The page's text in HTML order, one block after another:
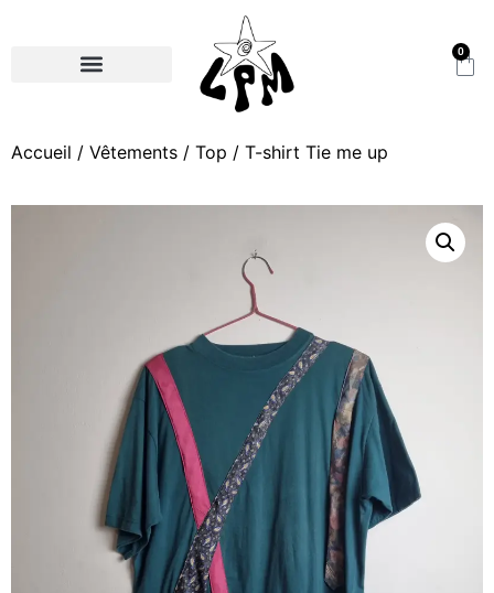
0
Accueil / Vêtements / Top / T-shirt Tie me up